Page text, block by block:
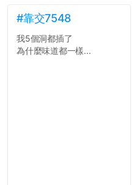
#靠交7548
我5個洞都插了
為什麼味道都一樣...